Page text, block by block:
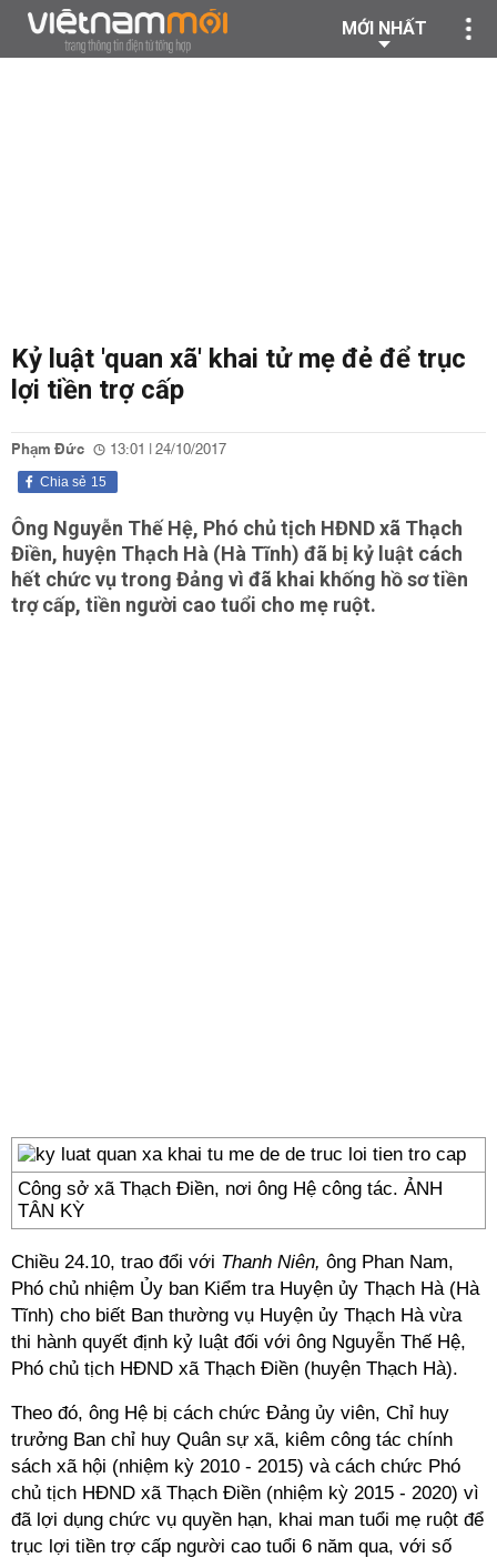
MỚI NHẤT
Kỷ luật 'quan xã' khai tử mẹ đẻ để trục
lợi tiền trợ cấp
Phạm Đức 13:01 | 24/10/2017
15
Chia sẻ
Ông Nguyễn Thế Hệ, Phó chủ tịch HĐND xã Thạch
Điền, huyện Thạch Hà (Hà Tĩnh) đã bị kỷ luật cách
hết chức vụ trong Đảng vì đã khai khống hồ sơ tiền
trợ cấp, tiền người cao tuổi cho mẹ ruột.
Công sở xã Thạch Điền, nơi ông Hệ công tác. ẢNH
TÂN KỲ
Chiều 24.10, trao đổi với Thanh Niên, ông Phan Nam,
Phó chủ nhiệm Ủy ban Kiểm tra Huyện ủy Thạch Hà (Hà
Tĩnh) cho biết Ban thường vụ Huyện ủy Thạch Hà vừa
thi hành quyết định kỷ luật đối với ông Nguyễn Thế Hệ,
Phó chủ tịch HĐND xã Thạch Điền (huyện Thạch Hà).
Theo đó, ông Hệ bị cách chức Đảng ủy viên, Chỉ huy
trưởng Ban chỉ huy Quân sự xã, kiêm công tác chính
sách xã hội (nhiệm kỳ 2010 - 2015) và cách chức Phó
chủ tịch HĐND xã Thạch Điền (nhiệm kỳ 2015 - 2020) vì
đã lợi dụng chức vụ quyền hạn, khai man tuổi mẹ ruột để
trục lợi tiền trợ cấp người cao tuổi 6 năm qua, với số